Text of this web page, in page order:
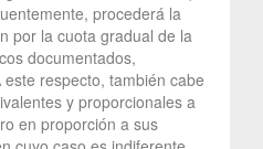
procederá la
por la cuota gradual de la
documentados,
respecto, también cabe
y proporcionales a
en proporción a sus